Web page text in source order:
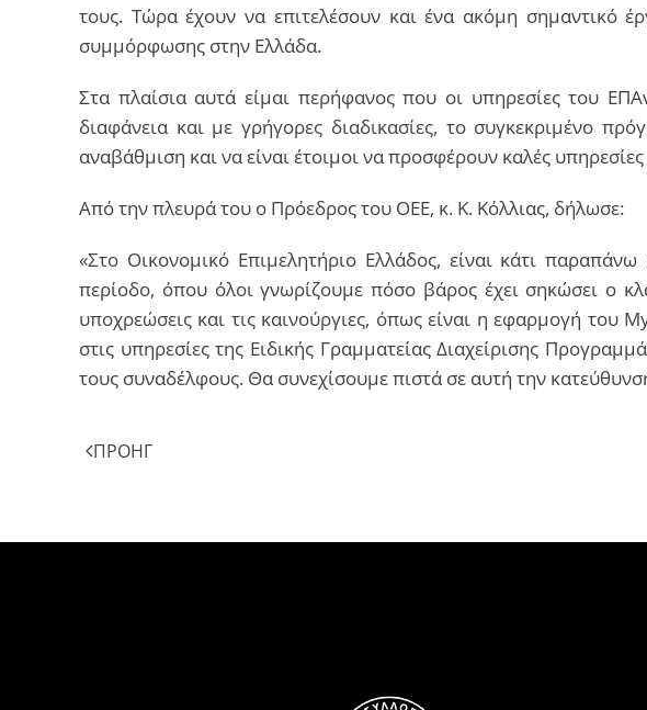
τους. Τώρα έχουν να επιτελέσουν και ένα ακόμη σημαντικό
συμμόρφωσης στην Ελλάδα.
Στα πλαίσια αυτά είμαι περήφανος που οι υπηρεσίες του
διαφάνεια και με γρήγορες διαδικασίες, το συγκεκριμένο
αναβάθμιση και να είναι έτοιμοι να προσφέρουν καλές
Από την πλευρά του ο Πρόεδρος του ΟΕΕ, κ. Κ. Κόλλιας, δήλωσε:
«Στο Οικονομικό Επιμελητήριο Ελλάδος, είναι κάτι
περίοδο, όπου όλοι γνωρίζουμε πόσο βάρος έχει σηκώσει ο
υποχρεώσεις και τις καινούργιες, όπως είναι η εφαρμογή
στις υπηρεσίες της Ειδικής Γραμματείας Διαχείρισης
τους συναδέλφους. Θα συνεχίσουμε πιστά σε αυτή την
ΠΡΟΗΓ